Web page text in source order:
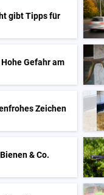
gibt Tipps für
Gefahr am
Zeichen
& Co.